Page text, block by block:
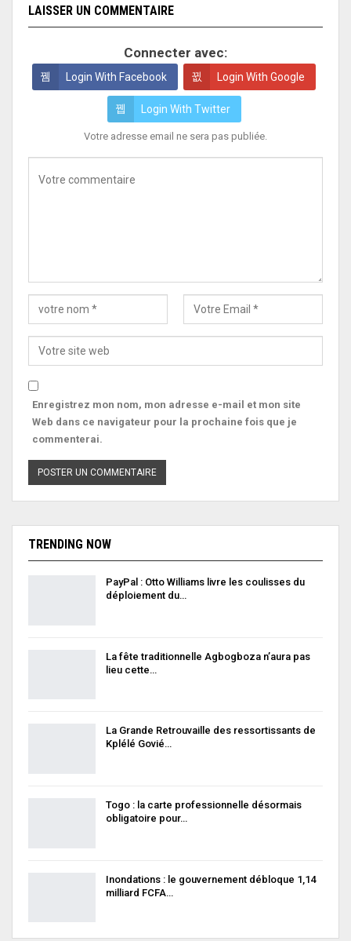
LAISSER UN COMMENTAIRE
Connecter avec:
Login With Facebook Login With Google
Login With Twitter
Votre adresse email ne sera pas publiée.
Enregistrez mon nom, mon adresse e-mail et mon site
Web dans ce navigateur pour la prochaine fois que je
commenterai.
TRENDING NOW
PayPal : Otto Williams livre les coulisses du
déploiement du…
La fête traditionnelle Agbogboza n’aura pas
lieu cette…
La Grande Retrouvaille des ressortissants de
Kplélé Govié…
Togo : la carte professionnelle désormais
obligatoire pour…
Inondations : le gouvernement débloque 1,14
milliard FCFA…